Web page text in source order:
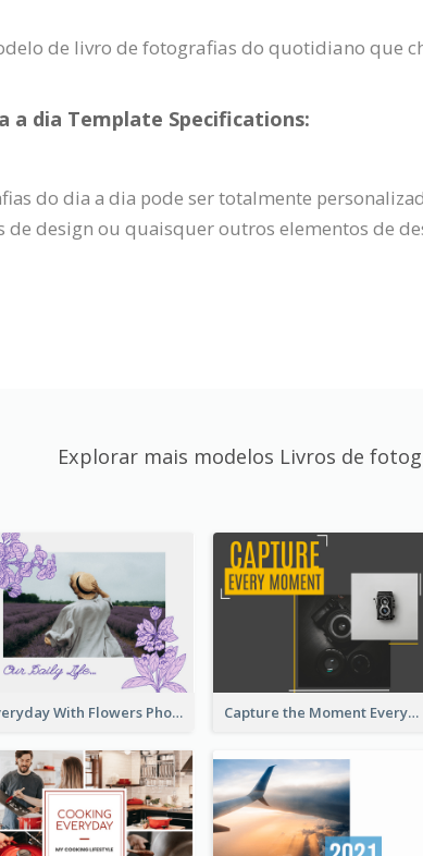
de livro de fotografias do quotidiano que
a dia Template Specifications:
do dia a dia pode ser totalmente
de design ou quaisquer outros elementos de
Explorar mais modelos Livros de
Everyday With Flowers Photo Book Capture the Moment Everyday Photo Book